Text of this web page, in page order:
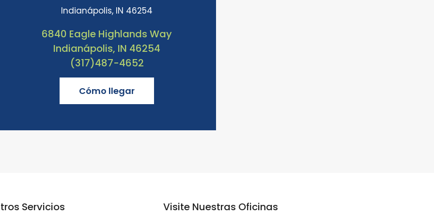
Indianápolis, IN 46254
6840 Eagle Highlands Way
Indianápolis, IN 46254
(317)487-4652
Cómo llegar
Servicios Visite Nuestras Oficinas